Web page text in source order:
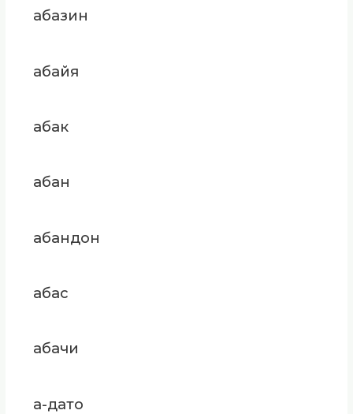
абазин
абайя
абак
абан
абандон
абас
абачи
а-дато